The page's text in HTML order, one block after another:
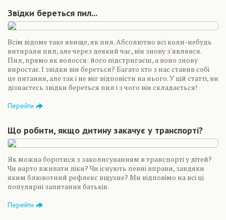
Звідки береться пил...
Всім відоме таке явище, як пил. Абсолютно всі коли-небудь
витирали пил, але через деякий час, він знову з'являвся.
Пил, прямо як волосся: його підстригаєш, а воно знову
виростає. І звідки він береться? Багато хто з нас ставив собі
це питання, але так і не міг відповісти на нього. У цій статті, ви
дізнаєтесь звідки береться пил і з чого він складається!
Перейти
Що робити, якщо дитину закачує у транспорті?
Як можна боротися з заколисуванням в транспорті у дітей?
Чи варто вживати ліки? Чи існують певні вправи, завдяки
яким блювотний рефлекс вщухне? Ми відповімо на всі ці
популярні запитання батьків.
Перейти